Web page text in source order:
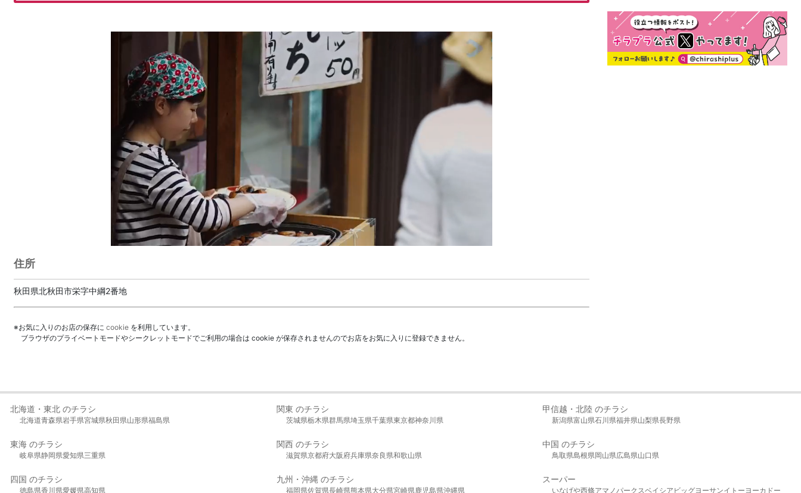
住所
秋田県北秋田市栄字中綱2番地
※お気に入りのお店の保存に cookie を利用しています。
ブラウザのプライベートモードやシークレットモードでご利用の場合は cookie が保存されませんのでお店をお気に入りに登録できません。
北海道・東北 のチラシ
北海道青森県岩手県宮城県秋田県山形県福島県
関東 のチラシ
茨城県栃木県群馬県埼玉県千葉県東京都神奈川県
甲信越・北陸 のチラシ
新潟県富山県石川県福井県山梨県長野県
東海 のチラシ
岐阜県静岡県愛知県三重県
関西 のチラシ
滋賀県京都府大阪府兵庫県奈良県和歌山県
中国 のチラシ
鳥取県島根県岡山県広島県山口県
四国 のチラシ
徳島県香川県愛媛県高知県
九州・沖縄 のチラシ
福岡県佐賀県長崎県熊本県大分県宮崎県鹿児島県沖縄県
スーパー
いなげや西條アマノパークスベイシア ビッグヨーサンイトーヨーカドー